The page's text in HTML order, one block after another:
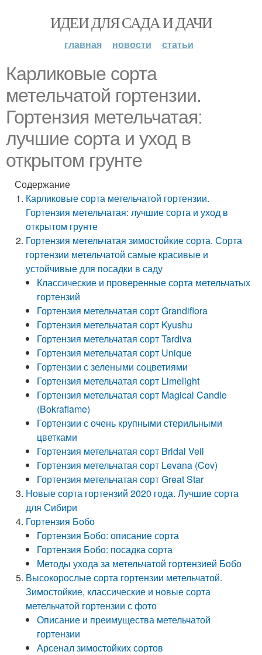
ИДЕИ ДЛЯ САДА И ДАЧИ
главная новости статьи
Карликовые сорта
метельчатой гортензии.
Гортензия метельчатая:
лучшие сорта и уход в
открытом грунте
Содержание
Карликовые сорта метельчатой гортензии.
Гортензия метельчатая: лучшие сорта и уход в
открытом грунте
Гортензия метельчатая зимостойкие сорта. Сорта
гортензии метельчатой самые красивые и
устойчивые для посадки в саду
Классические и проверенные сорта метельчатых
гортензий
Гортензия метельчатая сорт Grandiflora
Гортензия метельчатая сорт Kyushu
Гортензия метельчатая сорт Tardiva
Гортензия метельчатая сорт Unique
Гортензии с зелеными соцветиями
Гортензия метельчатая сорт Limelight
Гортензия метельчатая сорт Magical Candle
(Bokraflame)
Гортензии с очень крупными стерильными
цветками
Гортензия метельчатая сорт Bridal Veil
Гортензия метельчатая сорт Levana (Cov)
Гортензия метельчатая сорт Great Star
Новые сорта гортензий 2020 года. Лучшие сорта
для Сибири
Гортензия Бобо
Гортензия Бобо: описание сорта
Гортензия Бобо: посадка сорта
Методы ухода за метельчатой гортензией Бобо
Высокорослые сорта гортензии метельчатой.
Зимостойкие, классические и новые сорта
метельчатой гортензии с фото
Описание и преимущества метельчатой
гортензии
Арсенал зимостойких сортов